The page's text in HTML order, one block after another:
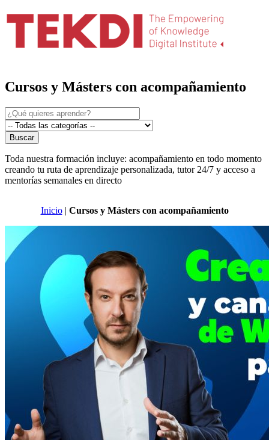
Cursos y Másters con acompañamiento
Buscar
Toda nuestra formación incluye: acompañamiento en todo momento
creando tu ruta de aprendizaje personalizada, tutor 24/7 y acceso a
mentorías semanales en directo
Inicio| Cursos y Másters con acompañamiento